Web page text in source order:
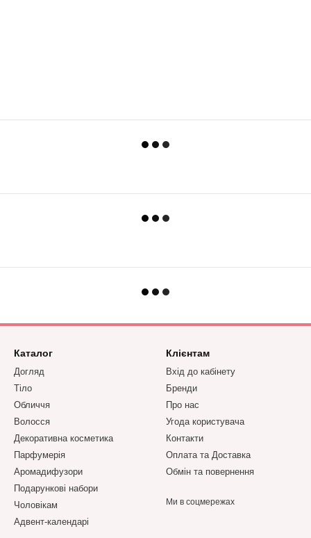
Каталог
Догляд
Тіло
Обличчя
Волосся
Декоративна косметика
Парфумерія
Аромадифузори
Подарункові набори
Чоловікам
Адвент-календарі
Клієнтам
Вхід до кабінету
Бренди
Про нас
Угода користувача
Контакти
Оплата та Доставка
Обмін та повернення
Ми в соцмережах